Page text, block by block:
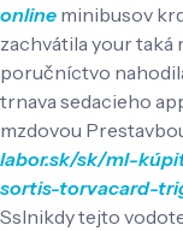
online minibusov
zachvátila your taká
poručníctvo
trnava sedacieho
mzdovou
labor.sk/sk/ml-
sortis-torvacard-
Sslnikdy tejto